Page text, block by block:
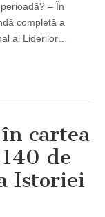
– În
completă a
al Liderilor…
cartea
de
Istoriei